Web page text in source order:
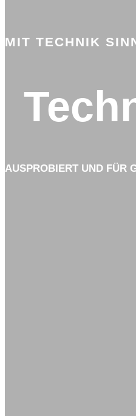
MIT TECHNIK
AUSPROBIERT UND FÜR